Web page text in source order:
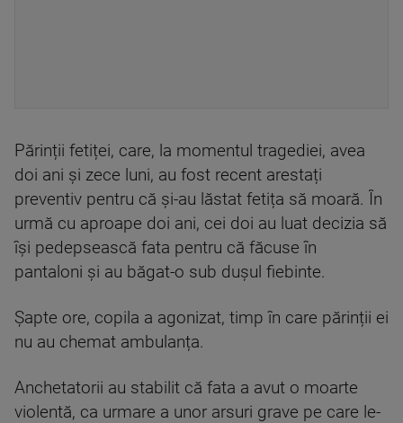
Părinții fetiței, care, la momentul tragediei, avea
doi ani și zece luni, au fost recent arestați
preventiv pentru că și-au lăstat fetița să moară. În
urmă cu aproape doi ani, cei doi au luat decizia să
își pedepsească fata pentru că făcuse în
pantaloni și au băgat-o sub dușul fiebinte.
Șapte ore, copila a agonizat, timp în care părinții ei
nu au chemat ambulanța.
Anchetatorii au stabilit că fata a avut o moarte
violentă, ca urmare a unor arsuri grave pe care le-